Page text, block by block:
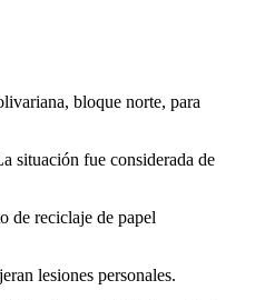
bloque norte, para
situación fue considerada de
de reciclaje de papel
lesiones personales.